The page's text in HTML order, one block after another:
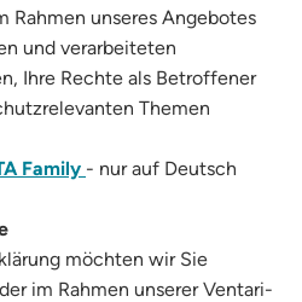
Rahmen unseres Angebotes
und verarbeiteten
Ihre Rechte als Betroffener
Themen
Family - nur auf Deutsch
möchten wir Sie
im Rahmen unserer Ventari-